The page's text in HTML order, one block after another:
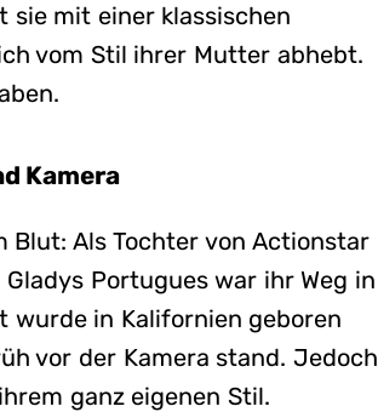
sie mit einer klassischen
vom Stil ihrer Mutter abhebt.
Kamera
Blut: Als Tochter von Actionstar
Portugues war ihr Weg in
wurde in Kalifornien geboren
vor der Kamera stand. Jedoch
ganz eigenen Stil.